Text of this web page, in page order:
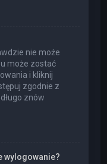
nie może
może zostać
i kliknij
zgodnie z
znów
wylogowanie?